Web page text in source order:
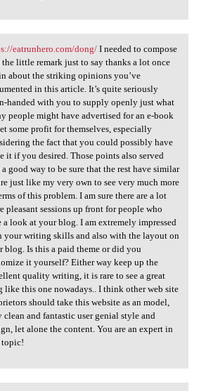
eatrunhero.com/dong/
eatrunhero.com/dong/I needed to compose
little remark just to say thanks a lot once
about the striking opinions you’ve
in this article. It’s quite seriously
handed with you to supply openly just what
people might have advertised for an e-book
some profit for themselves, especially
the fact that you could possibly have
it if you desired. Those points also served
good way to be sure that the rest have similar
just like my very own to see very much more
of this problem. I am sure there are a lot
pleasant sessions up front for people who
a look at your blog. I am extremely impressed
your writing skills and also with the layout on
blog. Is this a paid theme or did you
it yourself? Either way keep up the
quality writing, it is rare to see a great
like this one nowadays.. I think other web site
should take this website as an model,
clean and fantastic user genial style and
let alone the content. You are an expert in